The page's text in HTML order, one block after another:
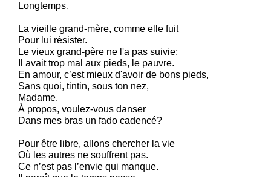
Longtemps.
La vieille grand-mère, comme elle fuit
Pour lui résister.
Le vieux grand-père ne l'a pas suivie;
Il avait trop mal aux pieds, le pauvre.
En amour, c’est mieux d'avoir de bons pieds,
Sans quoi, tintin, sous ton nez,
Madame.
À propos, voulez-vous danser
Dans mes bras un fado cadencé?
Pour être libre, allons chercher la vie
Où les autres ne souffrent pas.
Ce n’est pas l’envie qui manque.